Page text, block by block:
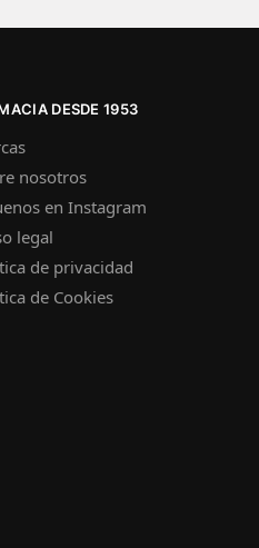
DESDE 1953
nosotros
en Instagram
legal
de privacidad
de Cookies